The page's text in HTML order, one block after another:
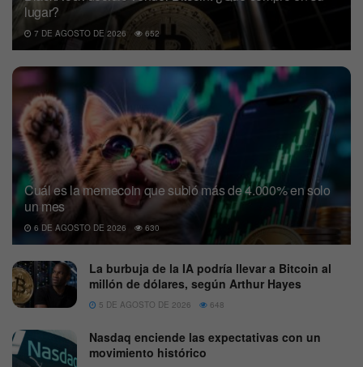
lugar?
7 DE AGOSTO DE 2026 652
Cuál es la memecoin que subió más de 4.000% en solo
un mes
6 DE AGOSTO DE 2026 630
La burbuja de la IA podría llevar a Bitcoin al
millón de dólares, según Arthur Hayes
5 DE AGOSTO DE 2026 648
Nasdaq enciende las expectativas con un
movimiento histórico